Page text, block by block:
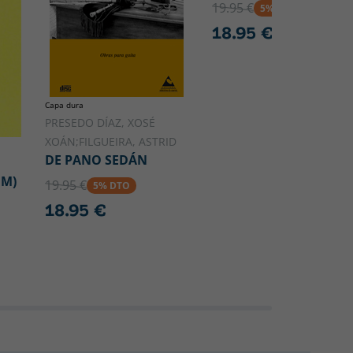
Capa dura
PRESEDO DÍAZ, XOSÉ
XOÁN;FILGUEIRA, ASTRID
DE PANO SEDÁN
19.95 € 5% DTO
18.95 €
19.95 € 5% DTO
18.95 €